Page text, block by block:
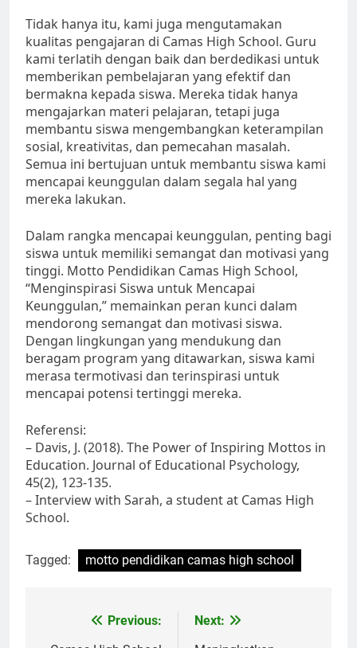
Tidak hanya itu, kami juga mengutamakan
kualitas pengajaran di Camas High School. Guru
kami terlatih dengan baik dan berdedikasi untuk
memberikan pembelajaran yang efektif dan
bermakna kepada siswa. Mereka tidak hanya
mengajarkan materi pelajaran, tetapi juga
membantu siswa mengembangkan keterampilan
sosial, kreativitas, dan pemecahan masalah.
Semua ini bertujuan untuk membantu siswa kami
mencapai keunggulan dalam segala hal yang
mereka lakukan.
Dalam rangka mencapai keunggulan, penting bagi
siswa untuk memiliki semangat dan motivasi yang
tinggi. Motto Pendidikan Camas High School,
“Menginspirasi Siswa untuk Mencapai
Keunggulan,” memainkan peran kunci dalam
mendorong semangat dan motivasi siswa.
Dengan lingkungan yang mendukung dan
beragam program yang ditawarkan, siswa kami
merasa termotivasi dan terinspirasi untuk
mencapai potensi tertinggi mereka.
Referensi:
– Davis, J. (2018). The Power of Inspiring Mottos in
Education. Journal of Educational Psychology,
45(2), 123-135.
– Interview with Sarah, a student at Camas High
School.
Tagged: motto pendidikan camas high school
NavigasiPrevious:
Next: